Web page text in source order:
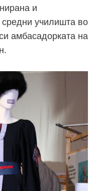
и
средни училишта во
амбасадорката на